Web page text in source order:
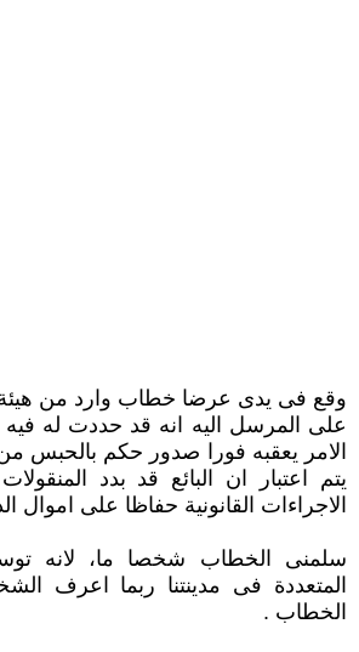
وقع فى يدى عرضا خطاب وارد من هيئة
على المرسل اليه انه قد حددت له فيه
الامر يعقبه فورا صدور حكم بالحبس
يتم اعتبار ان البائع قد بدد
الاجراءات القانونية حفاظا على اموال
سلمنى الخطاب شخصا ما، لانه
المتعددة فى مدينتنا ربما اعرف
الخطاب .